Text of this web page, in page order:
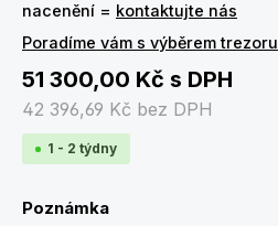
nacenění = kontaktujte nás
Poradíme vám s výběrem trezoru
51 300,00 Kč s DPH
42 396,69 Kč bez DPH
1 - 2 týdny
Poznámka